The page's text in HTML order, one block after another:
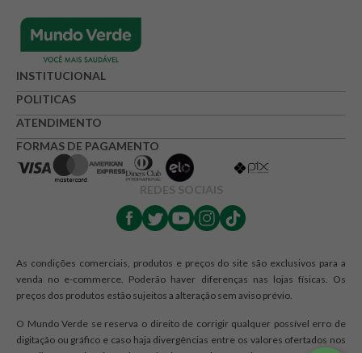
INSTITUCIONAL
POLITICAS
ATENDIMENTO
FORMAS DE PAGAMENTO
REDES SOCIAIS
As condições comerciais, produtos e preços do site são exclusivos para a
venda no e-commerce. Poderão haver diferenças nas lojas físicas. Os
preços dos produtos estão sujeitos a alteração sem aviso prévio.
O Mundo Verde se reserva o direito de corrigir qualquer possível erro de
digitação ou gráfico e caso haja divergências entre os valores ofertados nos